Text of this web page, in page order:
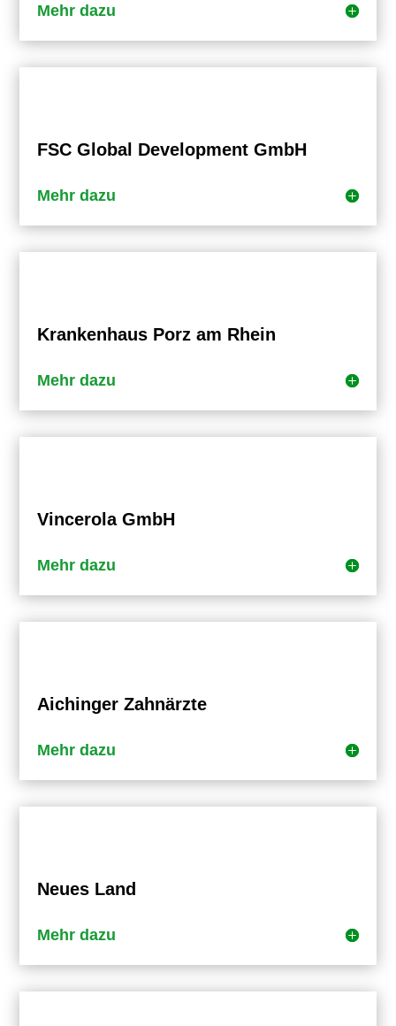
Mehr dazu
FSC Global Development GmbH
Mehr dazu
Krankenhaus Porz am Rhein
Mehr dazu
Vincerola GmbH
Mehr dazu
Aichinger Zahnärzte
Mehr dazu
Neues Land
Mehr dazu